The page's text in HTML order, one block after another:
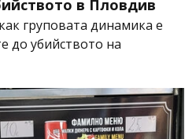
в Пловдив
груповата динамика е
до убийството на